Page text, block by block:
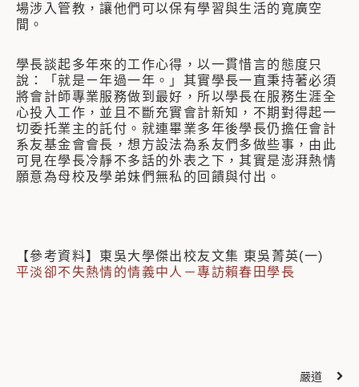
場涉入管教，讓他們可以保有學習與生活的寬廣空
間。
學長談起多年來的工作心得，以一貫惜言的態度只
說：「就是ㄧ年過一年。」其實學長一直秉持著必須
將會計師專業服務做到最好，所以學長在服務生涯全
心投入工作，並且不斷充實會計新知，不期對得起一
切委托業主的託付。就連畢業多年後學長仍擔任會計
系友基金會會長，想方設法為系友們多做些事，由此
可見在學長冷靜不多話的外表之下，其實是澎湃熱情
願意為母校及學弟妹們無私的回饋與付出。
【參考資料】東吳大學傑出校友文集 東吳菁英(一)
平淡卻不失熱情的情義中人－專訪賴春田學長
嚴道